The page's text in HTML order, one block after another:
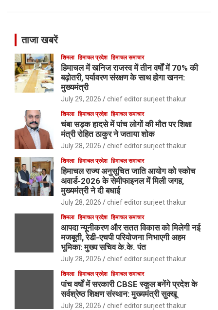
ताजा खबरें
शिमला हिमाचल प्रदेश हिमाचल समाचार
हिमाचल में खनिज राजस्व में तीन वर्षों में 70% की
बढ़ोतरी, पर्यावरण संरक्षण के साथ होगा खनन:
मुख्यमंत्री
July 29, 2026 chief editor surjeet thakur
शिमला हिमाचल प्रदेश हिमाचल समाचार
चंबा सड़क हादसे में पांच लोगों की मौत पर शिक्षा
मंत्री रोहित ठाकुर ने जताया शोक
July 28, 2026 chief editor surjeet thakur
शिमला हिमाचल प्रदेश हिमाचल समाचार
हिमाचल राज्य अनुसूचित जाति आयोग को स्कोच
अवार्ड-2026 के सेमीफाइनल में मिली जगह,
मुख्यमंत्री ने दी बधाई
July 28, 2026 chief editor surjeet thakur
शिमला हिमाचल प्रदेश हिमाचल समाचार
आपदा न्यूनीकरण और सतत विकास को मिलेगी नई
मजबूती, रेडी-एचपी परियोजना निभाएगी अहम
भूमिका: मुख्य सचिव के.के. पंत
July 28, 2026 chief editor surjeet thakur
शिमला हिमाचल प्रदेश हिमाचल समाचार
पांच वर्षों में सरकारी CBSE स्कूल बनेंगे प्रदेश के
सर्वश्रेष्ठ शिक्षण संस्थान: मुख्यमंत्री सुक्खू
July 28, 2026 chief editor surjeet thakur